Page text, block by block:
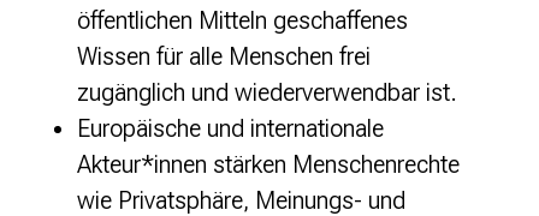
öffentlichen Mitteln geschaffenes
Wissen für alle Menschen frei
zugänglich und wiederverwendbar ist.
Europäische und internationale
Akteur*innen stärken Menschenrechte
wie Privatsphäre, Meinungs- und